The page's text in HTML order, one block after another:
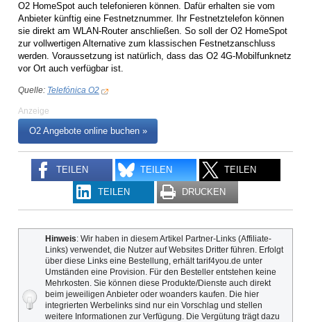
O2 HomeSpot auch telefonieren können. Dafür erhalten sie vom
Anbieter künftig eine Festnetznummer. Ihr Festnetztelefon können
sie direkt am WLAN-Router anschließen. So soll der O2 HomeSpot
zur vollwertigen Alternative zum klassischen Festnetzanschluss
werden. Voraussetzung ist natürlich, dass das O2 4G-Mobilfunknetz
vor Ort auch verfügbar ist.
Quelle: Telefónica O2
Anzeige
O2 Angebote online buchen »
TEILEN TEILEN TEILEN
TEILEN DRUCKEN
Hinweis: Wir haben in diesem Artikel Partner-Links (Affiliate-
Links) verwendet, die Nutzer auf Websites Dritter führen. Erfolgt
über diese Links eine Bestellung, erhält tarif4you.de unter
Umständen eine Provision. Für den Besteller entstehen keine
Mehrkosten. Sie können diese Produkte/Dienste auch direkt
beim jeweiligen Anbieter oder woanders kaufen. Die hier
integrierten Werbelinks sind nur ein Vorschlag und stellen
weitere Informationen zur Verfügung. Die Vergütung trägt dazu